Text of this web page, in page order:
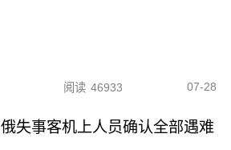
阅读 46933 07-28
俄失事客机上人员确认全部遇难